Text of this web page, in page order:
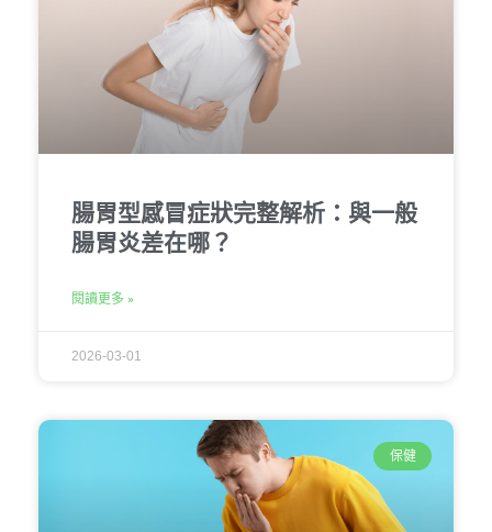
腸胃型感冒症狀完整解析：與一般
腸胃炎差在哪？
閱讀更多 »
2026-03-01
保健